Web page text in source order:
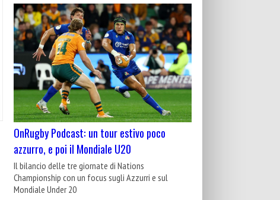
OnRugby Podcast: un tour estivo poco
azzurro, e poi il Mondiale U20
Il bilancio delle tre giornate di Nations
Championship con un focus sugli Azzurri e sul
Mondiale Under 20